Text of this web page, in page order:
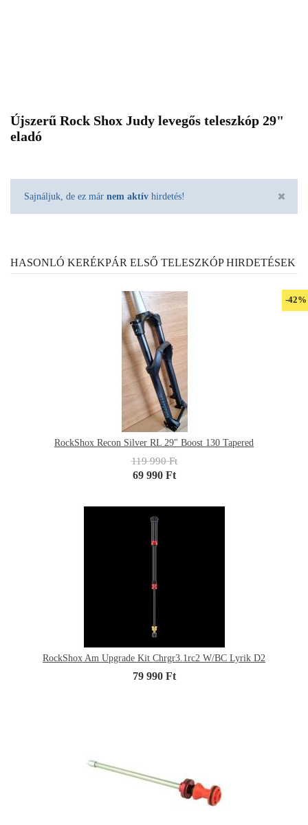
Újszerű Rock Shox Judy levegős teleszkóp 29"
eladó
Sajnáljuk, de ez már nem aktív hirdetés!
HASONLÓ KERÉKPÁR ELSŐ TELESZKÓP HIRDETÉSEK
-42%
RockShox Recon Silver RL 29" Boost 130 Tapered
119 990 Ft
69 990 Ft
RockShox Am Upgrade Kit Chrgr3.1rc2 W/BC Lyrik D2
79 990 Ft